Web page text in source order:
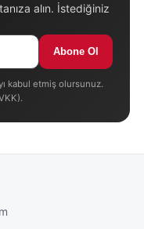
alın. İstediğiniz
Abone Ol
kabul etmiş olursunuz.